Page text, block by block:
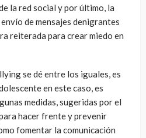
la red social y por último, la
de mensajes denigrantes
reiterada para crear miedo en
se dé entre los iguales, es
en este caso, es
medidas, sugeridas por el
hacer frente y prevenir
fomentar la comunicación